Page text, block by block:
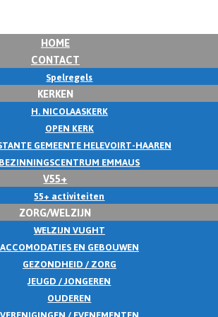
HOME
CONTACT
Spelregels
KERKEN
H. NICOLAASKERK
OPEN KERK
GEMEENTE HELEVOIRT-HAAREN
EMMAUS
V55+
55+ activiteiten
ZORG/WELZIJN
WELZIJN VUGHT
ACCOMODATIES EN GEBOUWEN
GEZONDHEID / ZORG
JEUGD / JONGEREN
OUDEREN